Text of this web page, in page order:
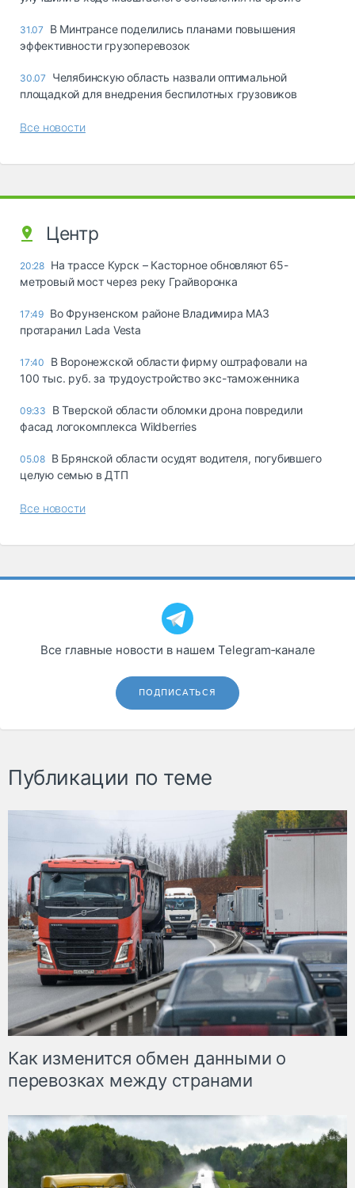
31.07
В Минтрансе поделились планами повышения
эффективности грузоперевозок
30.07
Челябинскую область назвали оптимальной
площадкой для внедрения беспилотных грузовиков
Все новости
Центр
20:28 На трассе Курск – Касторное обновляют 65-
метровый мост через реку Грайворонка
17:49 Во Фрунзенском районе Владимира МАЗ
протаранил Lada Vesta
17:40
В Воронежской области фирму оштрафовали на
100 тыс. руб. за трудоустройство экс-таможенника
09:33
В Тверской области обломки дрона повредили
фасад логокомплекса Wildberries
05.08 В Брянской области осудят водителя, погубившего
целую семью в ДТП
Все новости
Все главные новости в нашем Telegram‑канале
ПОДПИСАТЬСЯ
Публикации по теме
Как изменится обмен данными о
перевозках между странами